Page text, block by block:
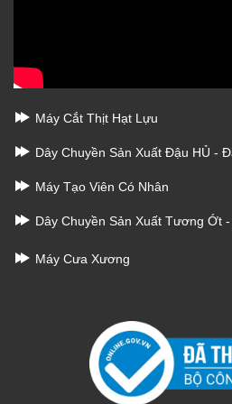
Máy Cắt Thịt Hạt Lựu
Dây Chuyền Sản Xuất Đậu HỦ -
Máy Tạo Viên Có Nhân
Dây Chuyền Sản Xuất Tương Ớt
Máy Cưa Xương